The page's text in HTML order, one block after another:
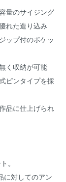
量のサイジング
れた造り込み
ップ付のポケッ
く収納が可能
ピンタイプを採
品に仕上げられ
。
に対してのアン